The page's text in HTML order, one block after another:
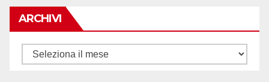
ARCHIVI
Archivi